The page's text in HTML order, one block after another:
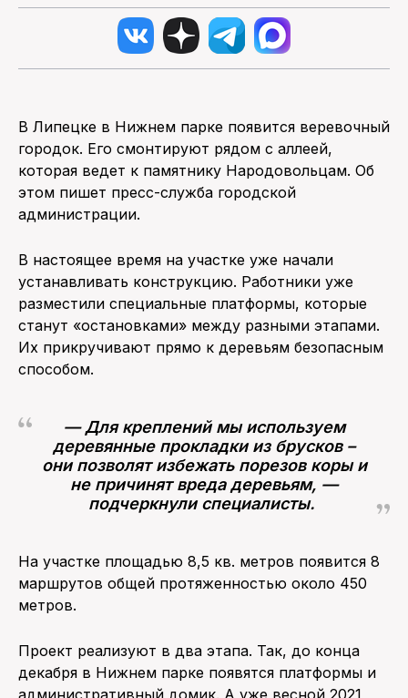
В Липецке в Нижнем парке появится веревочный
городок. Его смонтируют рядом с аллеей,
которая ведет к памятнику Народовольцам. Об
этом пишет пресс-служба городской
администрации.
В настоящее время на участке уже начали
устанавливать конструкцию. Работники уже
разместили специальные платформы, которые
станут «остановками» между разными этапами.
Их прикручивают прямо к деревьям безопасным
способом.
— Для креплений мы используем
деревянные прокладки из брусков –
они позволят избежать порезов коры и
не причинят вреда деревьям, —
подчеркнули специалисты.
На участке площадью 8,5 кв. метров появится 8
маршрутов общей протяженностью около 450
метров.
Проект реализуют в два этапа. Так, до конца
декабря в Нижнем парке появятся платформы и